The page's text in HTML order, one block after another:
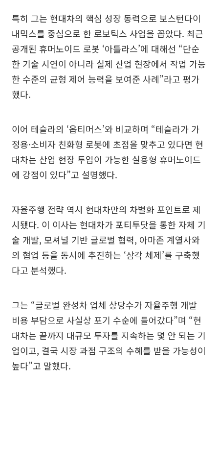
특히 그는 현대차의 핵심 성장 동력으로 보스턴다이
내믹스를 중심으로 한 로보틱스 사업을 꼽았다. 최근
공개된 휴머노이드 로봇 ‘아틀라스’에 대해선 “단순
한 기술 시연이 아니라 실제 산업 현장에서 작업 가능
한 수준의 균형 제어 능력을 보여준 사례”라고 평가
했다.
이어 테슬라의 ‘옵티머스’와 비교하며 “테슬라가 가
정용·소비자 친화형 로봇에 초점을 맞추고 있다면 현
대차는 산업 현장 투입이 가능한 실용형 휴머노이드
에 강점이 있다”고 설명했다.
자율주행 전략 역시 현대차만의 차별화 포인트로 제
시됐다. 이 이사는 현대차가 포티투닷을 통한 자체 기
술 개발, 모셔널 기반 글로벌 협력, 아마존 계열사와
의 협업 등을 동시에 추진하는 ‘삼각 체제’를 구축했
다고 분석했다.
그는 “글로벌 완성차 업체 상당수가 자율주행 개발
비용 부담으로 사실상 포기 수순에 들어갔다”며 “현
대차는 끝까지 대규모 투자를 지속하는 몇 안 되는 기
업이고, 결국 시장 과점 구조의 수혜를 받을 가능성이
높다”고 말했다.